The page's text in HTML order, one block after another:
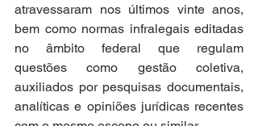
atravessaram nos últimos vinte anos,
bem como normas infralegais editadas
no âmbito federal que regulam
questões como gestão coletiva,
auxiliados por pesquisas documentais,
analíticas e opiniões jurídicas recentes